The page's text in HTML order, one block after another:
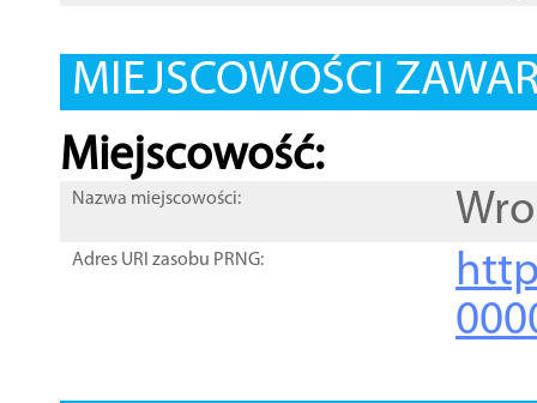
MIEJSCOWOŚCI
Miejscowość:
Nazwa miejscowości:
Adres URI zasobu PRNG: